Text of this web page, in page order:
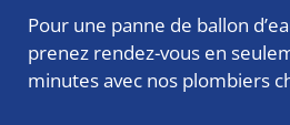
Pour une panne de ballon
prenez rendez-vous en
minutes avec nos plombiers